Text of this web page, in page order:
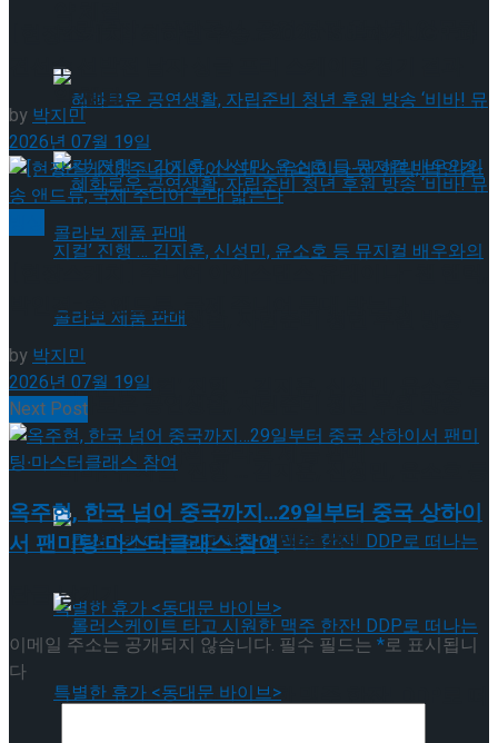
혜화로운 공연생활, 자립준비 청년 후원 방송
‘비바! 뮤지컬’ 진행 … 김지훈, 신성민, 윤소호 등
뮤지컬 배우와의 콜라보 제품 판매
롤러스케이트 타고 시원한 맥주 한잔! DDP로 떠
약 체결
혜화로운 공연생활, 자립준비 청년 후원 방송
‘비바! 뮤지컬’ 진행 … 김지훈, 신성민, 윤소호 등
뮤지컬 배우와의 콜라보 제품 판매
견선수 선발전 남자 싱글 프리 스케이팅 경기 결과
by박지민
2026년 07월 19일
박인경-송 앤드류, 국제 주니어 무대 밟는다
by박지민
2026년 07월 19일
Next Post
옥주현, 한국 넘어 중국까지…29일부터 중국 상하이
서 팬미팅∙마스터클래스 참여
답글 남기기
이메일 주소는 공개되지 않습니다. 필수 필드는 *로 표시됩니
다